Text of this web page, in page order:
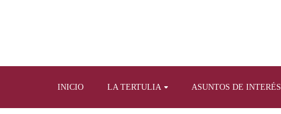
INICIO LA TERTULIA ASUNTOS DE INTERÉS